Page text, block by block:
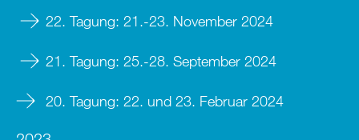
22. Tagung: 21.-23. November 2024
21. Tagung: 25.-28. September 2024
20. Tagung: 22. und 23. Februar 2024